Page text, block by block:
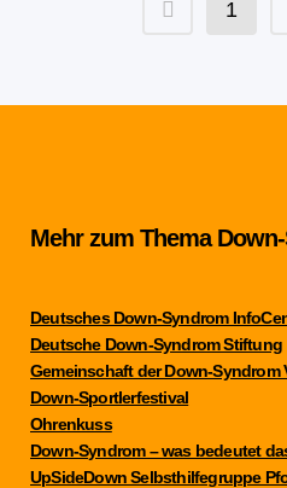
1
Mehr zum Thema
Deutsches Down-Syndrom
Deutsche Down-Syndrom Stiftung
Gemeinschaft der Down-Syndrom
Down-Sportlerfestival
Ohrenkuss
Down-Syndrom – was bedeutet
UpSideDown Selbsthilfegruppe